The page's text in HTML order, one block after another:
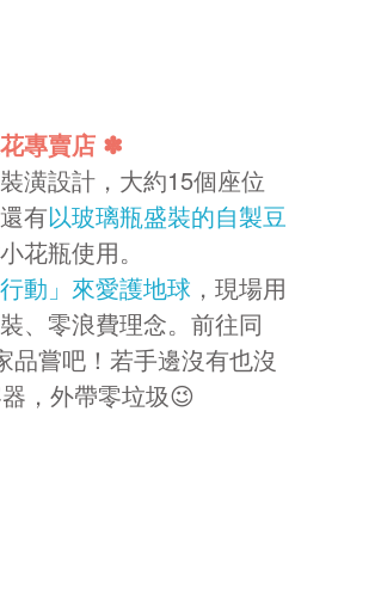
專賣店 ✽
潢設計，大約15個座位
有以玻璃瓶盛裝的自製豆
花瓶使用。
動」來愛護地球 ，現場用
、零浪費理念。前往同
品嘗吧！ 若手邊沒有也沒
，外帶零垃圾😉